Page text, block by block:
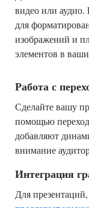
видео или аудио.
для
изображений и
элементов в
Работа с
Сделайте вашу
помощью
добавляют
внимание
Интеграция
Для